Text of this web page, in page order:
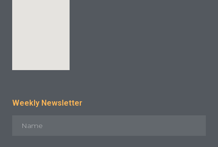
Weekly Newsletter